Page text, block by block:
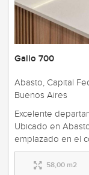
Gallo 700
Abasto, Capital
Buenos Aires
Excelente
Ubicado en
emplazado en el
58,00 m2